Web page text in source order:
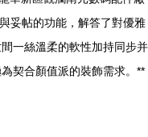
妥帖的功能，解答了對優雅
一絲溫柔的軟性加持同步并
契合顏值派的裝飾需求。**